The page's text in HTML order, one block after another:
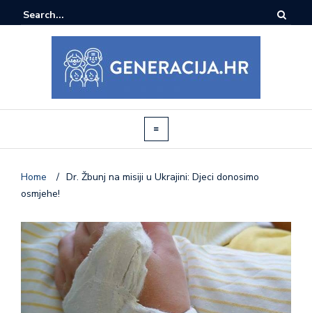
Home / Dr. Žbunj na misiji u Ukrajini: Djeci donosimo
osmjehe!